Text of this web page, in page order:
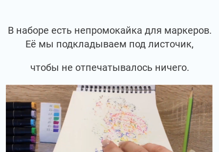
В наборе есть непромокайка для маркеров.
Её мы подкладываем под листочик,
чтобы не отпечатывалось ничего.